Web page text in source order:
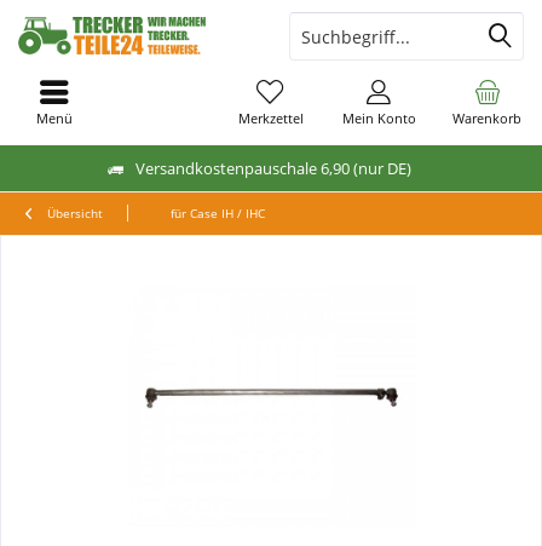
Versandkostenpauschale 6,90 (nur DE)
Warenkorb
Merkzettel Mein Konto
Menü
Übersicht für Case IH / IHC